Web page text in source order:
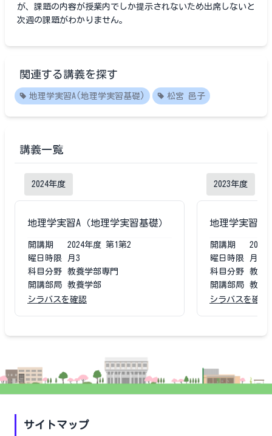
が、課題の内容が授業内でしか提示されないため出席しないと
次週の課題がわかりません。
関連する講義を探す
地理学実習A(地理学実習基礎) 松宮 邑子
講義一覧
2024年度
地理学実習A（地理学実習基礎）
開講期 2024年度 第1第2
曜日時限
月3
科目分野
教養学部専門
開講部局
教養学部
シラバスを確認
2023年度
地理学実習A
開講期 2023
曜日時限
月1
科目分野
教養
開講部局
教養
シラバスを確認
サイトマップ